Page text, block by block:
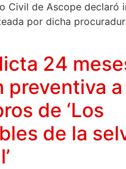
Civil de Ascope declaró
por dicha
24
preventiva
de ‘Los
de la